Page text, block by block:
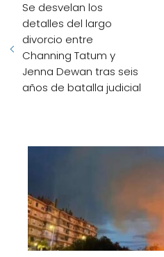
Se desvelan los
detalles del largo
divorcio entre
Channing Tatum y
Jenna Dewan tras seis
años de batalla judicial